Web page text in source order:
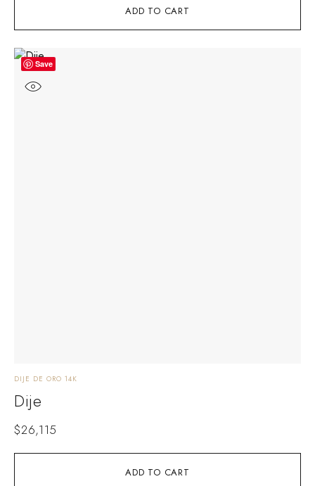
ADD TO CART
Save
ADD TO CART
DIJE DE ORO 14K
Dije
$26,115